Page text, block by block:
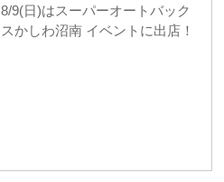
8/9(日)はスーパーオートバック
スかしわ沼南 イベントに出店！